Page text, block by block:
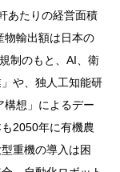
あたりの経営面積
物輸出額は日本の
制のもと、AI、衛
や、独人工知能研
構想」によるデー
2050年に有機農
重機の導入は困